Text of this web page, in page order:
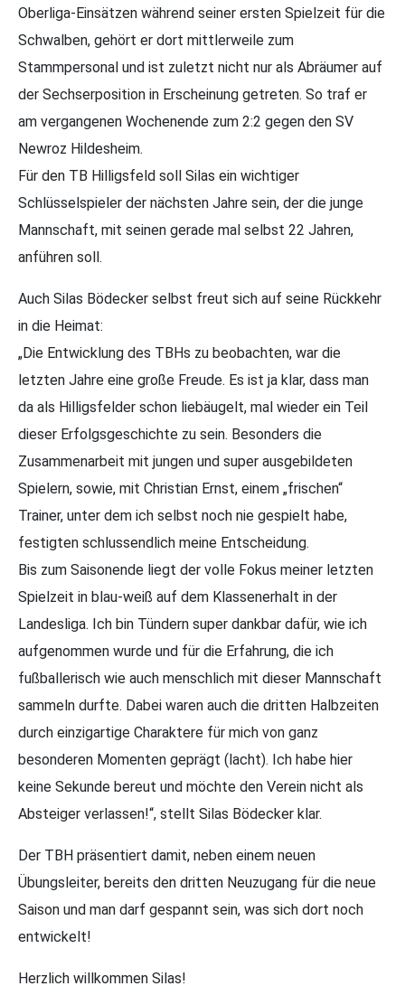
Oberliga-Einsätzen während seiner ersten Spielzeit für die
Schwalben, gehört er dort mittlerweile zum
Stammpersonal und ist zuletzt nicht nur als Abräumer auf
der Sechserposition in Erscheinung getreten. So traf er
am vergangenen Wochenende zum 2:2 gegen den SV
Newroz Hildesheim.
Für den TB Hilligsfeld soll Silas ein wichtiger
Schlüsselspieler der nächsten Jahre sein, der die junge
Mannschaft, mit seinen gerade mal selbst 22 Jahren,
anführen soll.
Auch Silas Bödecker selbst freut sich auf seine Rückkehr
in die Heimat:
„Die Entwicklung des TBHs zu beobachten, war die
letzten Jahre eine große Freude. Es ist ja klar, dass man
da als Hilligsfelder schon liebäugelt, mal wieder ein Teil
dieser Erfolgsgeschichte zu sein. Besonders die
Zusammenarbeit mit jungen und super ausgebildeten
Spielern, sowie, mit Christian Ernst, einem „frischen“
Trainer, unter dem ich selbst noch nie gespielt habe,
festigten schlussendlich meine Entscheidung.
Bis zum Saisonende liegt der volle Fokus meiner letzten
Spielzeit in blau-weiß auf dem Klassenerhalt in der
Landesliga. Ich bin Tündern super dankbar dafür, wie ich
aufgenommen wurde und für die Erfahrung, die ich
fußballerisch wie auch menschlich mit dieser Mannschaft
sammeln durfte. Dabei waren auch die dritten Halbzeiten
durch einzigartige Charaktere für mich von ganz
besonderen Momenten geprägt (lacht). Ich habe hier
keine Sekunde bereut und möchte den Verein nicht als
Absteiger verlassen!“, stellt Silas Bödecker klar.
Der TBH präsentiert damit, neben einem neuen
Übungsleiter, bereits den dritten Neuzugang für die neue
Saison und man darf gespannt sein, was sich dort noch
entwickelt!
Herzlich willkommen Silas!